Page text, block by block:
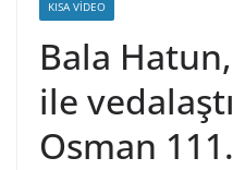
KISA VIDEO
Bala
ile
Osman